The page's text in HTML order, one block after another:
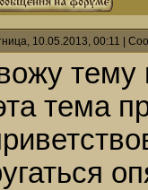
10.05.2013, 00:11 |
тему
тема